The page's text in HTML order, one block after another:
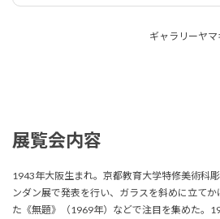
ギャラリーヤ
展覧会内容
1943年大阪生まれ。京都教育大学特修美術科
ンダン展で発表を行い、ガラスを斜めに立て
た《無題》（1969年）などで注目を集めた。